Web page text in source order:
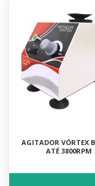
AGITADOR VÓRTEX
ATÉ 3800RPM